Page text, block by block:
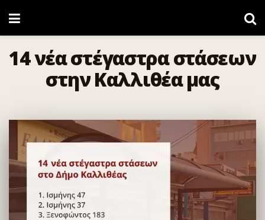
14 νέα στέγαστρα στάσεων
στην Καλλιθέα μας